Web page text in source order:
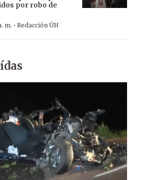
por robo de
m. · Redacción ÚH